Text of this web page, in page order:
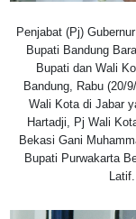
Penjabat (Pj)
Bupati Bandung
Bupati dan Wali
Bandung, Rabu (20/
Wali Kota di Jabar
Hartadji, Pj Wali
Bekasi Gani
Bupati Purwakarta